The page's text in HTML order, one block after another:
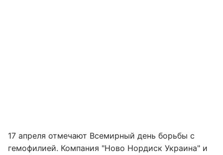
17 апреля отмечают Всемирный день борьбы с
гемофилией. Компания "Ново Нордиск Украина" и